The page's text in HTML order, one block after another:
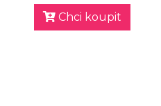
Chci koupit